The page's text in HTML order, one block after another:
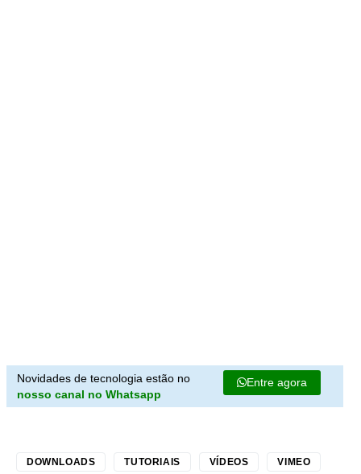
Novidades de tecnologia estão no
nosso canal no Whatsapp
Entre agora
DOWNLOADS TUTORIAIS VÍDEOS VIMEO